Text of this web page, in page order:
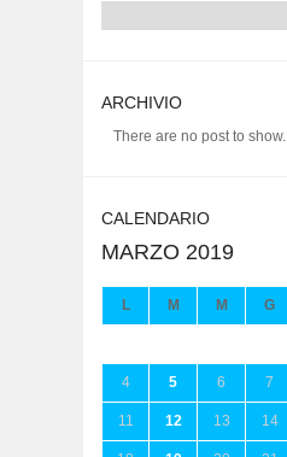
per:
ARCHIVIO
There are no post to show.
CALENDARIO
MARZO 2019
L M M G
4 5 6 7
11 12 13 14